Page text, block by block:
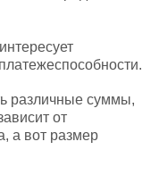
различные суммы,
от
а вот размер